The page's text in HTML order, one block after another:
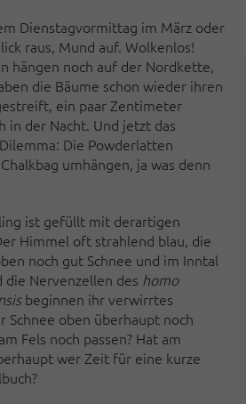
Dienstagvormittag im März oder
raus, Mund auf. Wolkenlos!
hängen noch auf der Nordkette,
die Bäume schon wieder ihren
ein paar Zentimeter
in der Nacht. Und jetzt das
Die Powderlatten
umhängen, ja was denn
ist gefüllt mit derartigen
Himmel oft strahlend blau, die
noch gut Schnee und im Inntal
die Nervenzellen des homo
beginnen ihr verwirrtes
Schnee oben überhaupt noch
Fels noch passen? Hat am
wer Zeit für eine kurze